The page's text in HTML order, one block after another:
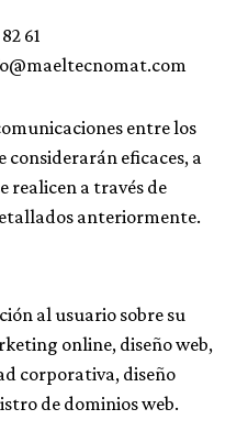
61
entre los
considerarán eficaces, a
realicen a través de
anteriormente.
al usuario sobre su
online, diseño web,
corporativa, diseño
de dominios web.